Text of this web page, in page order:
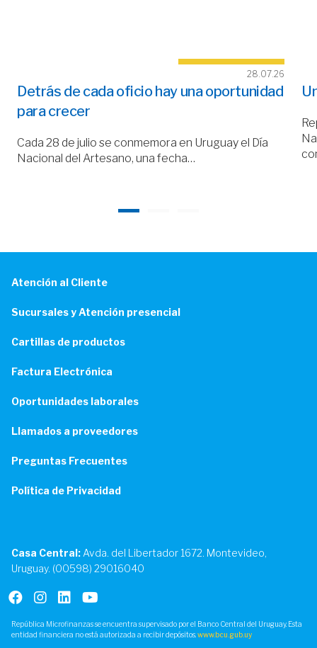
28.07.26
Detrás de cada oficio hay una oportunidad
para crecer
Cada 28 de julio se conmemora en Uruguay el Día
Nacional del Artesano, una fecha…
Atención al Cliente
Sucursales y Atención presencial
Cartillas de productos
Factura Electrónica
Oportunidades laborales
Llamados a proveedores
Preguntas Frecuentes
Política de Privacidad
Casa Central: Avda. del Libertador 1672. Montevideo,
Uruguay. (00598) 29016040
República Microfinanzas se encuentra supervisado por el Banco Central del Uruguay. Esta
entidad financiera no está autorizada a recibir depósitos. www.bcu.gub.uy